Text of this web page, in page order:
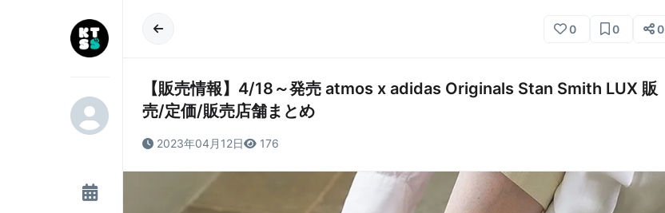
0 0 0
【販売情報】4/18～発売 atmos x adidas Originals Stan Smith LUX 販
売/定価/販売店舗まとめ
2023年04月12日 176